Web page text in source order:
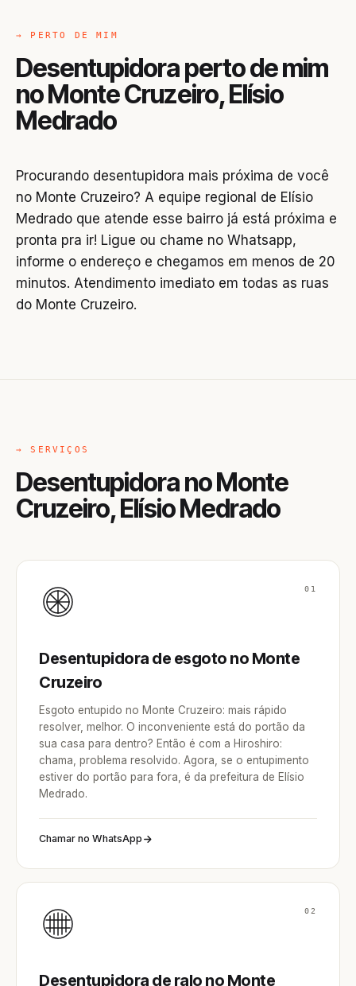
→ PERTO DE MIM
Desentupidora perto de mim
no Monte Cruzeiro, Elísio
Medrado
Procurando desentupidora mais próxima de você
no Monte Cruzeiro? A equipe regional de Elísio
Medrado que atende esse bairro já está próxima e
pronta pra ir! Ligue ou chame no Whatsapp,
informe o endereço e chegamos em menos de 20
minutos. Atendimento imediato em todas as ruas
do Monte Cruzeiro.
→ SERVIÇOS
Desentupidora no Monte
Cruzeiro, Elísio Medrado
01
Desentupidora de esgoto no Monte
Cruzeiro
Esgoto entupido no Monte Cruzeiro: mais rápido
resolver, melhor. O inconveniente está do portão da
sua casa para dentro? Então é com a Hiroshiro:
chama, problema resolvido. Agora, se o entupimento
estiver do portão para fora, é da prefeitura de Elísio
Medrado.
Chamar no WhatsApp
02
Desentupidora de ralo no Monte